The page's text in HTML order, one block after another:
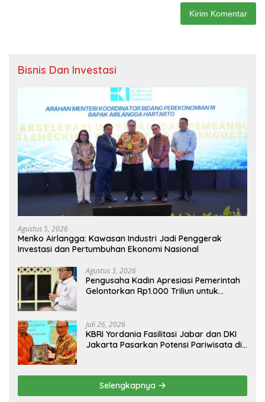
Bisnis Dan Investasi
Agustus 5, 2026
Menko Airlangga: Kawasan Industri Jadi Penggerak
Investasi dan Pertumbuhan Ekonomi Nasional
Agustus 3, 2026
Pengusaha Kadin Apresiasi Pemerintah
Gelontorkan Rp1.000 Triliun untuk
Juli 26, 2026
KBRI Yordania Fasilitasi Jabar dan DKI
Jakarta Pasarkan Potensi Pariwisata di
Selengkapnya